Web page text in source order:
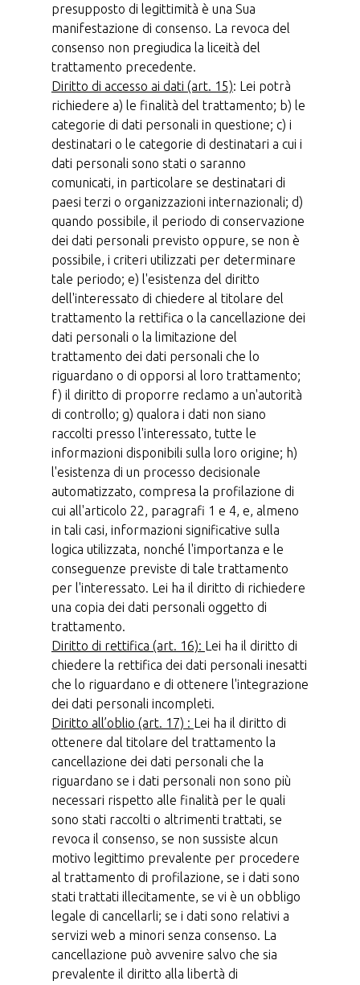
presupposto di legittimità è una Sua
manifestazione di consenso. La revoca del
consenso non pregiudica la liceità del
trattamento precedente.
Diritto di accesso ai dati (art. 15): Lei potrà
richiedere a) le finalità del trattamento; b) le
categorie di dati personali in questione; c) i
destinatari o le categorie di destinatari a cui i
dati personali sono stati o saranno
comunicati, in particolare se destinatari di
paesi terzi o organizzazioni internazionali; d)
quando possibile, il periodo di conservazione
dei dati personali previsto oppure, se non è
possibile, i criteri utilizzati per determinare
tale periodo; e) l'esistenza del diritto
dell'interessato di chiedere al titolare del
trattamento la rettifica o la cancellazione dei
dati personali o la limitazione del
trattamento dei dati personali che lo
riguardano o di opporsi al loro trattamento;
f) il diritto di proporre reclamo a un'autorità
di controllo; g) qualora i dati non siano
raccolti presso l'interessato, tutte le
informazioni disponibili sulla loro origine; h)
l'esistenza di un processo decisionale
automatizzato, compresa la profilazione di
cui all'articolo 22, paragrafi 1 e 4, e, almeno
in tali casi, informazioni significative sulla
logica utilizzata, nonché l'importanza e le
conseguenze previste di tale trattamento
per l'interessato. Lei ha il diritto di richiedere
una copia dei dati personali oggetto di
trattamento.
Diritto di rettifica (art. 16): Lei ha il diritto di
chiedere la rettifica dei dati personali inesatti
che lo riguardano e di ottenere l'integrazione
dei dati personali incompleti.
Diritto all’oblio (art. 17) : Lei ha il diritto di
ottenere dal titolare del trattamento la
cancellazione dei dati personali che la
riguardano se i dati personali non sono più
necessari rispetto alle finalità per le quali
sono stati raccolti o altrimenti trattati, se
revoca il consenso, se non sussiste alcun
motivo legittimo prevalente per procedere
al trattamento di profilazione, se i dati sono
stati trattati illecitamente, se vi è un obbligo
legale di cancellarli; se i dati sono relativi a
servizi web a minori senza consenso. La
cancellazione può avvenire salvo che sia
prevalente il diritto alla libertà di